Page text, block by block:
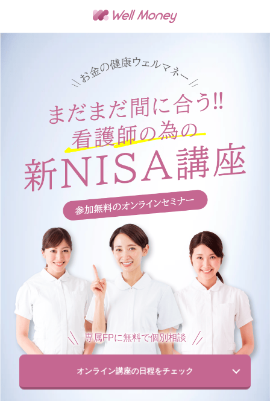
専属FPに無料で個別相談
オンライン講座の日程をチェック